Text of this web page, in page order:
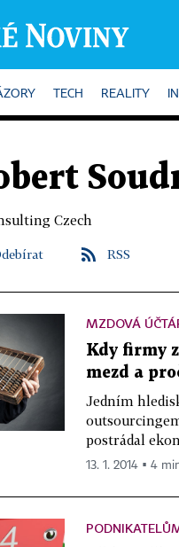
TECH REALITY
Czech
RSS
MZDOVÁ
Kdy firmy
mezd a
Jedním
postrádal
13. 1. 2014 ▪ 4